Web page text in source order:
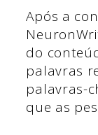
Após a
do
palavras
palavras-
que as